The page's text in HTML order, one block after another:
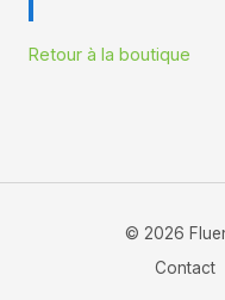
Retour à la boutique
© 2026
Contact